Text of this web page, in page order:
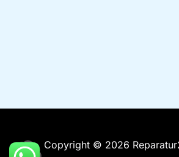
Copyright © 2026